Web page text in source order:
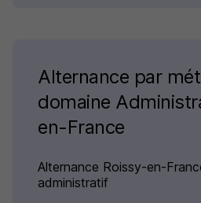
Alternance par
domaine
en-France
Alternance Roissy-en-
administratif